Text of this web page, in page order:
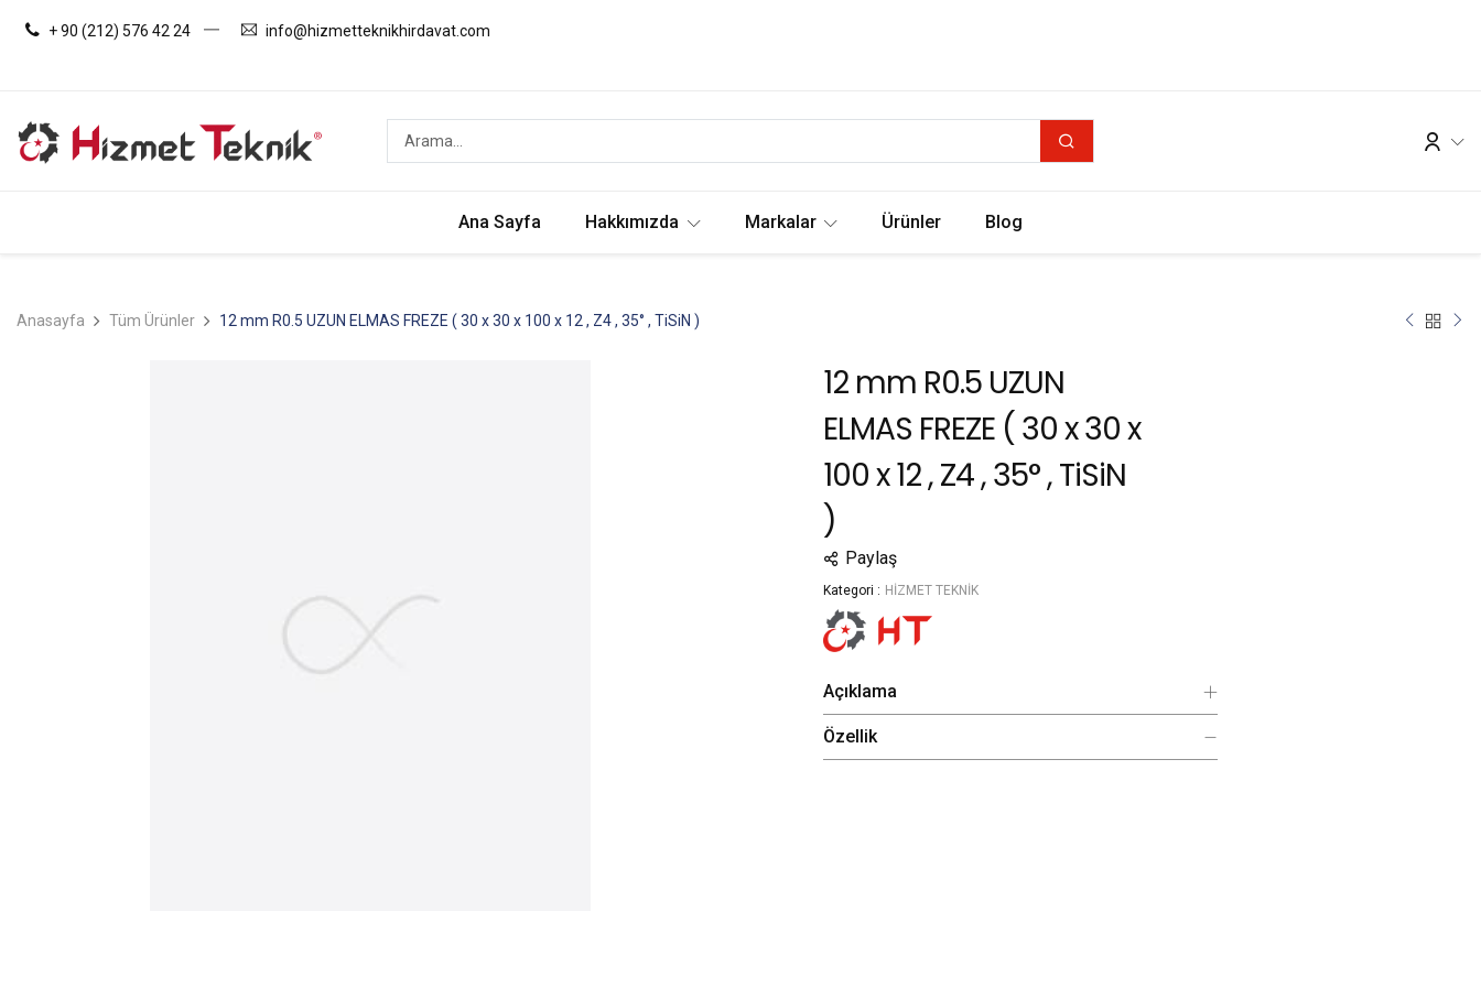
+ 90 (212) 576 42 24 info@hizmetteknikhirdavat.com
Ana Sayfa Hakkımızda Markalar Ürünler Blog
Anasayfa Tüm Ürünler 12 mm R0.5 UZUN ELMAS FREZE ( 30 x 30 x 100 x 12 , Z4 , 35° , TiSiN )
12 mm R0.5 UZUN
ELMAS FREZE ( 30 x 30 x
100 x 12 , Z4 , 35° , TiSiN
)
Paylaş
Kategori : HİZMET TEKNİK
Açıklama
Özellik